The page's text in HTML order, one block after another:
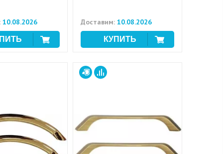
10.08.2026 Доставим: 10.08.2026